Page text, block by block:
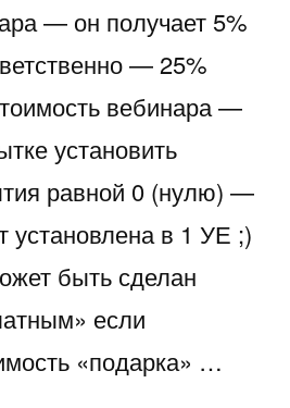
— он получает 5%
— 25%
вебинара —
установить
равной 0 (нулю) —
установлена в 1 УЕ ;)
быть сделан
если
«подарка» …